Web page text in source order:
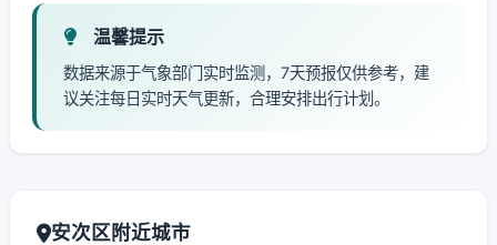
温馨提示
数据来源于气象部门实时监测，7天预报仅供参考，建
议关注每日实时天气更新，合理安排出行计划。
安次区附近城市